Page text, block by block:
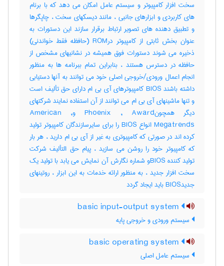
سخت افزار کامپیوتر و سیستم عامل امکان می دهد که با برنام
های کاربردی و ابزارهای جانبی ، مانند دیسکهای سخت ، چاپگرها
و تطبیق دهنده های تصویر ارتباط برقرار سازند این دستورات به
عنوان بخش ثابتی از کامپیوتر درROM (حافظه فقط خواندنی)
ذخیره می شوند دستورات فوق همیشه در نشانیهای مشخص از
حافظه در دسترس هستند ، بنابراین تمام ببرنامه ها به منظور
انجام اعمال ورودی/خروجی اصلی خود می توانند به آنها دستیابی
داشته باشند BIOS کامپیوترهای آی بی ام دارای حق تألیف است
و تنها ماشینهای آی بی ام می توانند از آن استفاده نمایند شرکتهای
دیگر همچونPhoenix , Award وAmerican ,
Megatrends انواع BIOS را برای سایرسازندگان کامپیوتر تولید
کرده اند در صورتی که کامپیوتری به غیر از آی بی ام دارید ، هر بار
که کامپیوتر خود را روشن می سازید ، پیام حق التألیف شرکت
تولید کننده BIOSو شماره نگارش آن نمایش می یابد با تولید یک
سخت افزار جدید ، به منظور ارائه خدمات به این ابزار ، روتینهای
جدیدBIOS باید ایجاد گردد
سیستم ورودی و خروجی پایه
سیستم عامل اصلی